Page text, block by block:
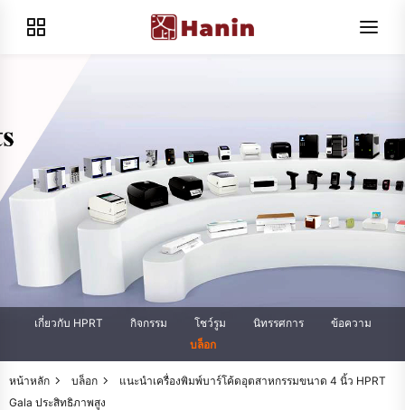
เกี่ยวกับ HPRT กิจกรรม โชว์รูม นิทรรศการ
ข้อความ
บล็อก
หน้าหลัก บล็อก
แนะนำเครื่องพิมพ์บาร์โค้ดอุตสาหกรรมขนาด 4 นิ้ว HPRT
Gala ประสิทธิภาพสูง